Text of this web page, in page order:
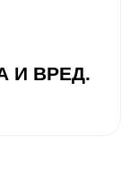
И ВРЕД.